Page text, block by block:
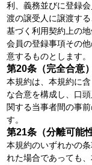
利、義務並びに登録
渡の譲受人に譲渡す
基づく利用契約上の
会員の登録事項その
意するものとします。
第20条（完全合意）
本規約は、本規約に
な合意を構成し、口
関する当事者間の事
す。
第21条（分離可能性
本規約のいずれかの
れた場合であっても